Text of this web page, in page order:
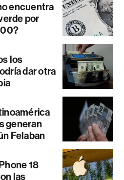
encuentra
por
los
dar otra
generan
Felaban
18
las